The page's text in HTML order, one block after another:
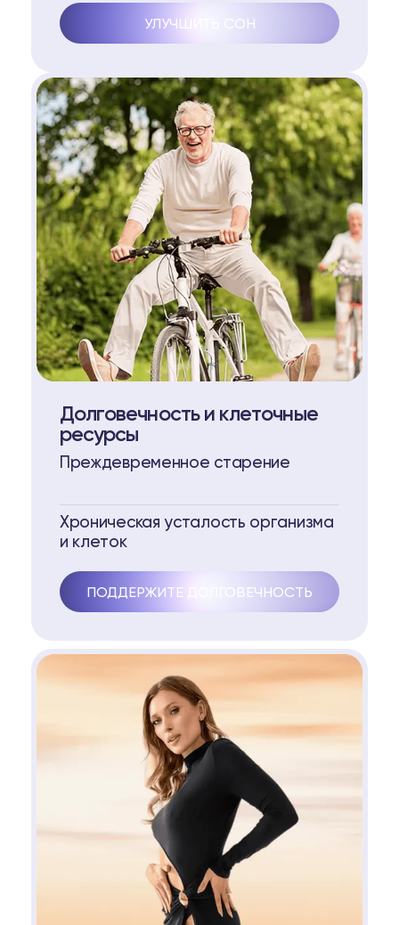
УЛУЧШИТЬ СОН
Долговечность и клеточные
ресурсы
Преждевременное старение
Хроническая усталость организма
и клеток
ПОДДЕРЖИТЕ ДОЛГОВЕЧНОСТЬ